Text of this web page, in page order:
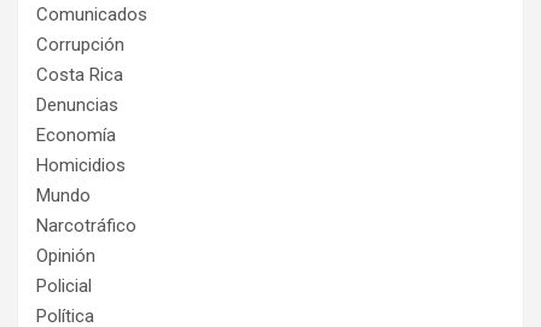
Comunicados
Corrupción
Costa Rica
Denuncias
Economía
Homicidios
Mundo
Narcotráfico
Opinión
Policial
Política